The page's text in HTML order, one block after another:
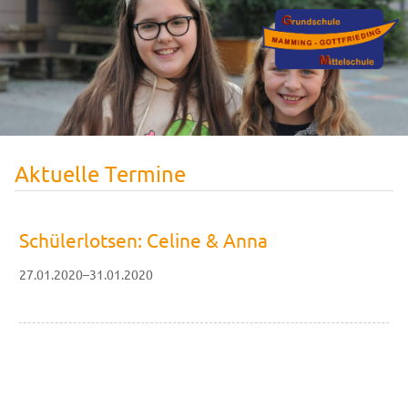
Aktuelle Termine
Schülerlotsen: Celine & Anna
27.01.2020–31.01.2020